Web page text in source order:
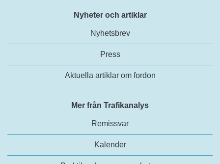
Nyheter och artiklar
Nyhetsbrev
Press
Aktuella artiklar om fordon
Mer från Trafikanalys
Remissvar
Kalender